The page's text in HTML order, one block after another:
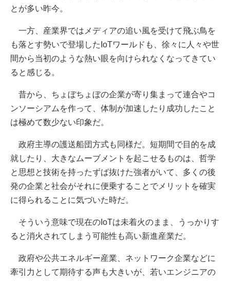
とが多い昨今。
一方、産業界ではメディアの追い風を受けて飛ぶ鳥を
も落とす勢いで登場したIoTワールドも、徐々に人々や世
間から当初のような熱い眼を向けられなくなってきてい
ると感じる。
昔から、ちょぼちょぼの企業が寄り集まって連合やコ
ンソーシアムを作って、体制が加速したり成功したこと
は極めて数少ない印象だ。
政府主導の護送船団方式も同様だ。短期間で目的を成
就したり、大きなムーブメントを起こせるものは、哲学
と思想と技術を持ったずば抜けた強者がいて、多くの後
発の企業と社会がそれに便乗することでメリットを確実
に得られることに気づいた時だ。
そういう意味で現在のIoTは未着火のまま、うっかりす
ると消火されてしまう可能性も高い新進産業だ。
政府や公共エネルギー産業、ネットワーク企業などに
牽引力として期待する声も大きいが、若いエンジニアの